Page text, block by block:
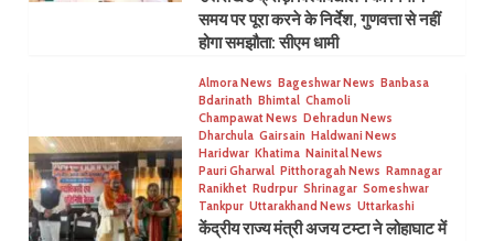
समय पर पूरा करने के निर्देश, गुणवत्ता से नहीं
होगा समझौता: सीएम धामी
Almora News Bageshwar News Banbasa
Bdarinath Bhimtal Chamoli
Champawat News Dehradun News
Dharchula Gairsain Haldwani News
Haridwar Khatima Nainital News
Pauri Gharwal Pitthoragah News Ramnagar
Ranikhet Rudrpur Shrinagar Someshwar
Tankpur Uttarakhand News Uttarkashi
केंद्रीय राज्य मंत्री अजय टम्टा ने लोहाघाट में